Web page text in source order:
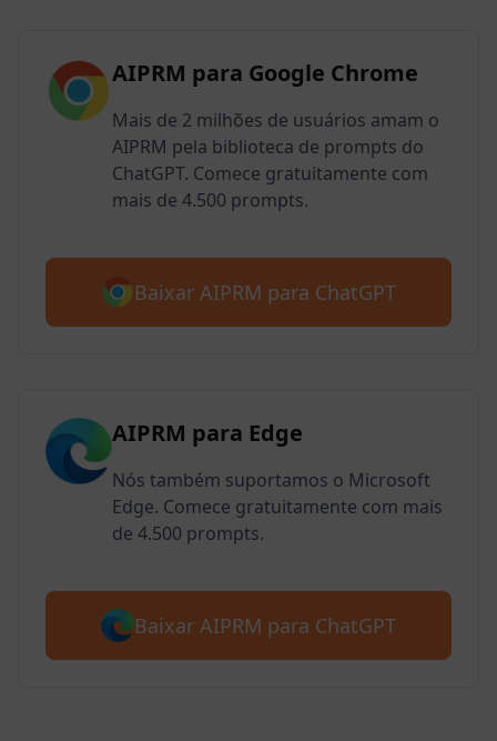
AIPRM para Google Chrome
Mais de 2 milhões de usuários amam o
AIPRM pela biblioteca de prompts do
ChatGPT. Comece gratuitamente com
mais de 4.500 prompts.
Baixar AIPRM para ChatGPT
AIPRM para Edge
Nós também suportamos o Microsoft
Edge. Comece gratuitamente com mais
de 4.500 prompts.
Baixar AIPRM para ChatGPT